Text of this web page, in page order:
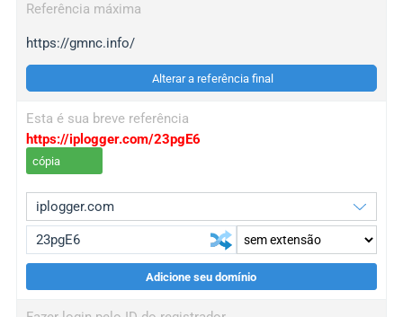
Referência máxima
https://gmnc.info/
Alterar a referência final
Esta é sua breve referência
https://iplogger.com/23pgE6
cópia
Adicione seu domínio